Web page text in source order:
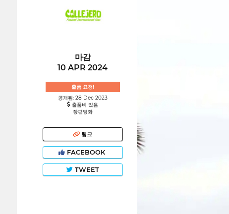
마감
10 APR 2024
출품 요청!
공개됨: 28 Dec 2023
출품비 있음
장편영화
링크
FACEBOOK
TWEET